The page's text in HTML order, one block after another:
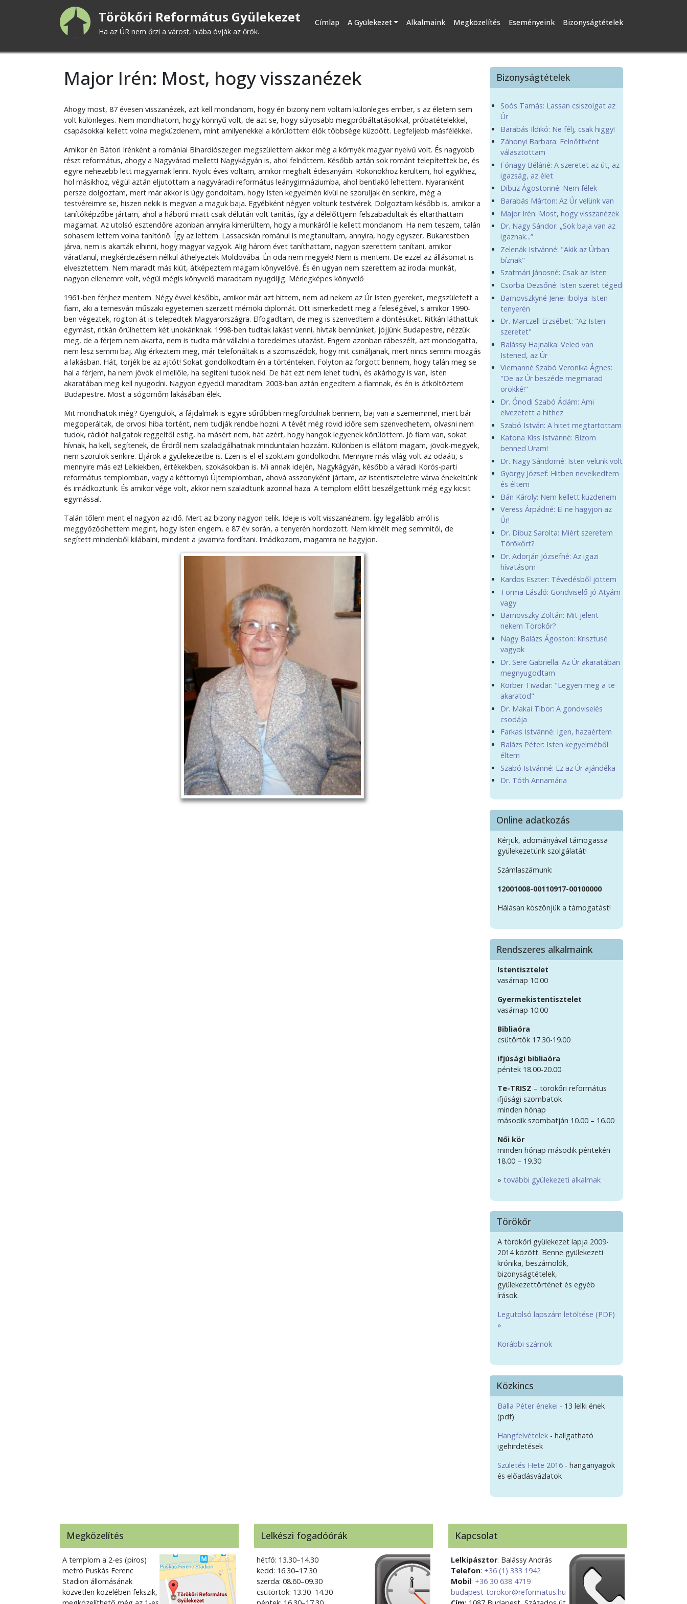
Törökőri Református Gyülekezet
Ha az ÚR nem őrzi a várost, hiába óvják az őrök.
Fő
Címlap A Gyülekezet Alkalmaink Megközelítés Eseményeink Bizonyságtételek
Major Irén: Most, hogy visszanézek
Ahogy most, 87 évesen visszanézek, azt kell mondanom, hogy én bizony nem voltam különleges ember, s az életem sem
volt különleges. Nem mondhatom, hogy könnyű volt, de azt se, hogy súlyosabb megpróbáltatásokkal, próbatételekkel,
csapásokkal kellett volna megküzdenem, mint amilyenekkel a körülöttem élők többsége küzdött. Legfeljebb másfélékkel.
Amikor én Bátori Irénként a romániai Bihardiószegen megszülettem akkor még a környék magyar nyelvű volt. És nagyobb
részt református, ahogy a Nagyvárad melletti Nagykágyán is, ahol felnőttem. Később aztán sok románt telepítettek be, és
egyre nehezebb lett magyarnak lenni. Nyolc éves voltam, amikor meghalt édesanyám. Rokonokhoz kerültem, hol egyikhez,
hol másikhoz, végül aztán eljutottam a nagyváradi református leánygimnáziumba, ahol bentlakó lehettem. Nyaranként
persze dolgoztam, mert már akkor is úgy gondoltam, hogy Isten kegyelmén kívül ne szoruljak én senkire, még a
testvéreimre se, hiszen nekik is megvan a maguk baja. Egyébként négyen voltunk testvérek. Dolgoztam később is, amikor a
tanítóképzőbe jártam, ahol a háború miatt csak délután volt tanítás, így a délelőttjeim felszabadultak és eltarthattam
magamat. Az utolsó esztendőre azonban annyira kimerültem, hogy a munkáról le kellett mondanom. Ha nem teszem, talán
sohasem lettem volna tanítónő. Így az lettem. Lassacskán románul is megtanultam, annyira, hogy egyszer, Bukarestben
járva, nem is akarták elhinni, hogy magyar vagyok. Alig három évet taníthattam, nagyon szerettem tanítani, amikor
váratlanul, megkérdezésem nélkül áthelyeztek Moldovába. Én oda nem megyek! Nem is mentem. De ezzel az állásomat is
elvesztettem. Nem maradt más kiút, átképeztem magam könyvelővé. És én ugyan nem szerettem az irodai munkát,
nagyon ellenemre volt, végül mégis könyvelő maradtam nyugdíjig. Mérlegképes könyvelő
1961-ben férjhez mentem. Négy évvel később, amikor már azt hittem, nem ad nekem az Úr Isten gyereket, megszületett a
fiam, aki a temesvári műszaki egyetemen szerzett mérnöki diplomát. Ott ismerkedett meg a feleségével, s amikor 1990-
ben végeztek, rögtön át is telepedtek Magyarországra. Elfogadtam, de meg is szenvedtem a döntésüket. Ritkán láthattuk
egymást, ritkán örülhettem két unokánknak. 1998-ben tudtak lakást venni, hívtak bennünket, jöjjünk Budapestre, nézzük
meg, de a férjem nem akarta, nem is tudta már vállalni a töredelmes utazást. Engem azonban rábeszélt, azt mondogatta,
nem lesz semmi baj. Alig érkeztem meg, már telefonáltak is a szomszédok, hogy mit csináljanak, mert nincs semmi mozgás
a lakásban. Hát, törjék be az ajtót! Sokat gondolkodtam én a történteken. Folyton az forgott bennem, hogy talán meg se
hal a férjem, ha nem jövök el mellőle, ha segíteni tudok neki. De hát ezt nem lehet tudni, és akárhogy is van, Isten
akaratában meg kell nyugodni. Nagyon egyedül maradtam. 2003-ban aztán engedtem a fiamnak, és én is átköltöztem
Budapestre. Most a sógornőm lakásában élek.
Mit mondhatok még? Gyengülök, a fájdalmak is egyre sűrűbben megfordulnak bennem, baj van a szememmel, mert bár
megoperáltak, de orvosi hiba történt, nem tudják rendbe hozni. A tévét még rövid időre sem szenvedhetem, olvasni nem
tudok, rádiót hallgatok reggeltől estig, ha másért nem, hát azért, hogy hangok legyenek körülöttem. Jó fiam van, sokat
hívnak, ha kell, segítenek, de Érdről nem szaladgálhatnak minduntalan hozzám. Különben is ellátom magam, jövök-megyek,
nem szorulok senkire. Eljárok a gyülekezetbe is. Ezen is el-el szoktam gondolkodni. Mennyire más világ volt az odaáti, s
mennyire más ez! Lelkiekben, értékekben, szokásokban is. Mi annak idején, Nagykágyán, később a váradi Körös-parti
református templomban, vagy a kéttornyú Újtemplomban, ahová asszonyként jártam, az istentiszteletre várva énekeltünk
és imádkoztunk. És amikor vége volt, akkor nem szaladtunk azonnal haza. A templom előtt beszélgettünk még egy kicsit
egymással.
Talán tőlem ment el nagyon az idő. Mert az bizony nagyon telik. Ideje is volt visszanéznem. Így legalább arról is
meggyőződhettem megint, hogy Isten engem, e 87 év során, a tenyerén hordozott. Nem kímélt meg semmitől, de
segített mindenből kilábalni, mindent a javamra fordítani. Imádkozom, magamra ne hagyjon.
Bizonyságtételek
Soós Tamás: Lassan csiszolgat az
Úr
Barabás Ildikó: Ne félj, csak higgy!
Záhonyi Barbara: Felnőttként
választottam
Fónagy Béláné: A szeretet az út, az
igazság, az élet
Dibuz Ágostonné: Nem félek
Barabás Márton: Az Úr velünk van
Major Irén: Most, hogy visszanézek
Dr. Nagy Sándor: „Sok baja van az
igaznak...”
Zelenák Istvánné: "Akik az Úrban
bíznak"
Szatmári Jánosné: Csak az Isten
Csorba Dezsőné: Isten szeret téged
Barnovszkyné Jenei Ibolya: Isten
tenyerén
Dr. Marczell Erzsébet: "Az Isten
szeretet"
Balássy Hajnalka: Veled van
Istened, az Úr
Viemanné Szabó Veronika Ágnes:
"De az Úr beszéde megmarad
örökké!"
Dr. Ónodi Szabó Ádám: Ami
elvezetett a hithez
Szabó István: A hitet megtartottam
Katona Kiss Istvánné: Bízom
benned Uram!
Dr. Nagy Sándorné: Isten velünk volt
György József: Hitben nevelkedtem
és éltem
Bán Károly: Nem kellett küzdenem
Veress Árpádné: El ne hagyjon az
Úr!
Dr. Dibuz Sarolta: Miért szeretem
Törökőrt?
Dr. Adorján Józsefné: Az igazi
hívatásom
Kardos Eszter: Tévedésből jöttem
Torma László: Gondviselő jó Atyám
vagy
Barnovszky Zoltán: Mit jelent
nekem Törökőr?
Nagy Balázs Ágoston: Krisztusé
vagyok
Dr. Sere Gabriella: Az Úr akaratában
megnyugodtam
Körber Tivadar: "Legyen meg a te
akaratod"
Dr. Makai Tibor: A gondviselés
csodája
Farkas Istvánné: Igen, hazaértem
Balázs Péter: Isten kegyelméből
éltem
Szabó Istvánné: Ez az Úr ajándéka
Dr. Tóth Annamária
Online adatkozás
Kérjük, adományával támogassa
gyülekezetünk szolgálatát!
Számlaszámunk:
12001008-00110917-00100000
Hálásan köszönjük a támogatást!
Rendszeres alkalmaink
Istentisztelet
vasárnap 10.00
Gyermekistentisztelet
vasárnap 10.00
Bibliaóra
csütörtök 17.30-19.00
ifjúsági bibliaóra
péntek 18.00-20.00
Te-TRISZ – törökőri református
ifjúsági szombatok
minden hónap
második szombatján 10.00 – 16.00
Női kör
minden hónap második péntekén
18.00 – 19.30
» további gyülekezeti alkalmak
Törökőr
A törökőri gyülekezet lapja 2009-
2014 között. Benne gyülekezeti
krónika, beszámolók,
bizonyságtételek,
gyülekezettörténet és egyéb
írások.
Legutolsó lapszám letöltése (PDF)
»
Korábbi számok
Közkincs
Balla Péter énekei - 13 lelki ének
(pdf)
Hangfelvételek- hallgatható
igehirdetések
Születés Hete 2016- hanganyagok
és előadásvázlatok
Megközelítés
A templom a 2-es (piros)
metró Puskás Ferenc
Stadion állomásának
közvetlen közelében fekszik,
Lelkészi fogadóórák
hétfő: 13.30–14.30
kedd: 16.30–17.30
szerda: 08.60–09.30
csütörtök: 13.30–14.30
Kapcsolat
Lelkipásztor: Balássy András
Telefon: +36 (1) 333 1942
Mobil: +36 30 638 4719
budapest-torokor@reformatus.hu